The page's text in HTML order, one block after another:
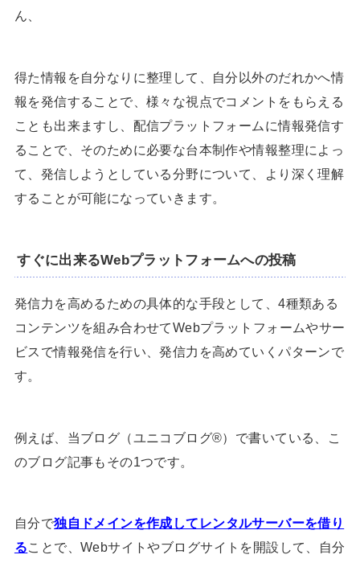
ん、
得た情報を自分なりに整理して、自分以外のだれかへ情
報を発信することで、様々な視点でコメントをもらえる
ことも出来ますし、配信プラットフォームに情報発信す
ることで、そのために必要な台本制作や情報整理によっ
て、発信しようとしている分野について、より深く理解
することが可能になっていきます。
すぐに出来るWebプラットフォームへの投稿
発信力を高めるための具体的な手段として、4種類ある
コンテンツを組み合わせてWebプラットフォームやサー
ビスで情報発信を行い、発信力を高めていくパターンで
す。
例えば、当ブログ（ユニコブログ®）で書いている、こ
のブログ記事もその1つです。
自分で独自ドメインを作成してレンタルサーバーを借り
ることで、Webサイトやブログサイトを開設して、自分